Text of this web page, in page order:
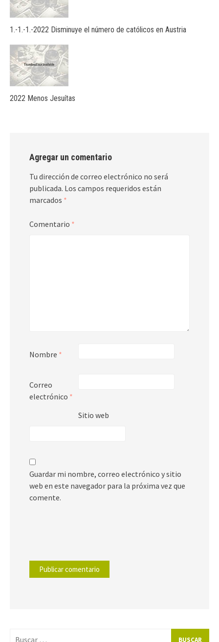
1.-1.-1.-2022 Disminuye el número de católicos en Austria
2022 Menos Jesuítas
Agregar un comentario
Tu dirección de correo electrónico no será
publicada. Los campos requeridos están
marcados *
Comentario *
Nombre *
Correo
electrónico *
Sitio web
Guardar mi nombre, correo electrónico y sitio
web en este navegador para la próxima vez que
comente.